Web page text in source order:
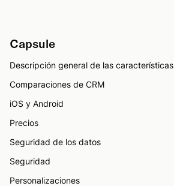
Capsule
Descripción general de las características
Comparaciones de CRM
iOS y Android
Precios
Seguridad de los datos
Seguridad
Personalizaciones